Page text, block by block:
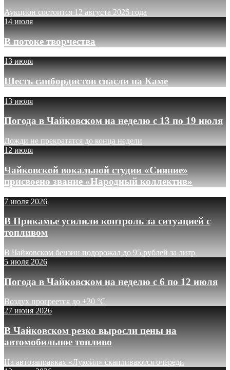
Аукцион состоится 12 августа 2026 года
14 июля
В потоке творчества
13 июля
Шесть сапбордистов спасли на Каме
13 июля
Погода в Чайковском на неделю с 13 по 19 июля
Дожди не прекратятся до конца недели
12 июля
Чайковской вокальной студии «Сияние»
присвоено звание «Народный коллектив»
7 июля 2026
В Прикамье усилили контроль за ситуацией с
топливом
В Чайковском бензин подорожал до 95 рублей за литр
5 июля 2026
Погода в Чайковском на неделю с 6 по 12 июля
Воздух прогреется до +30 °C
27 июня 2026
В Чайковском резко выросли цены на
автомобильное топливо
На автозаправках «Лукойл» скапливаются очереди